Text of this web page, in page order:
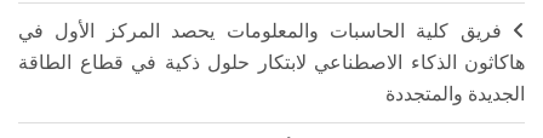
فريق كلية الحاسبات والمعلومات يحصد المركز الأول في
هاكاثون الذكاء الاصطناعي لابتكار حلول ذكية في قطاع الطاقة
الجديدة والمتجددة